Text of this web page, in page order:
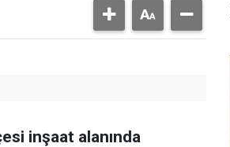
inşaat alanında